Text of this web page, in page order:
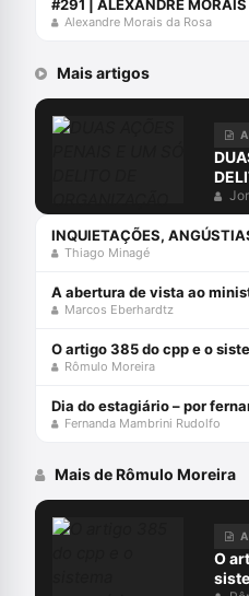
Alexandre Morais da Rosa
Mais artigos
Thiago Minagé
Marcos Eberhardtz
Rômulo Moreira
Dia do estagiário – por
Fernanda Mambrini Rudolfo
Mais de Rômulo Moreira
O